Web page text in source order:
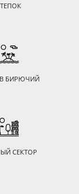
БИРЮЧИЙ
СЕКТОР